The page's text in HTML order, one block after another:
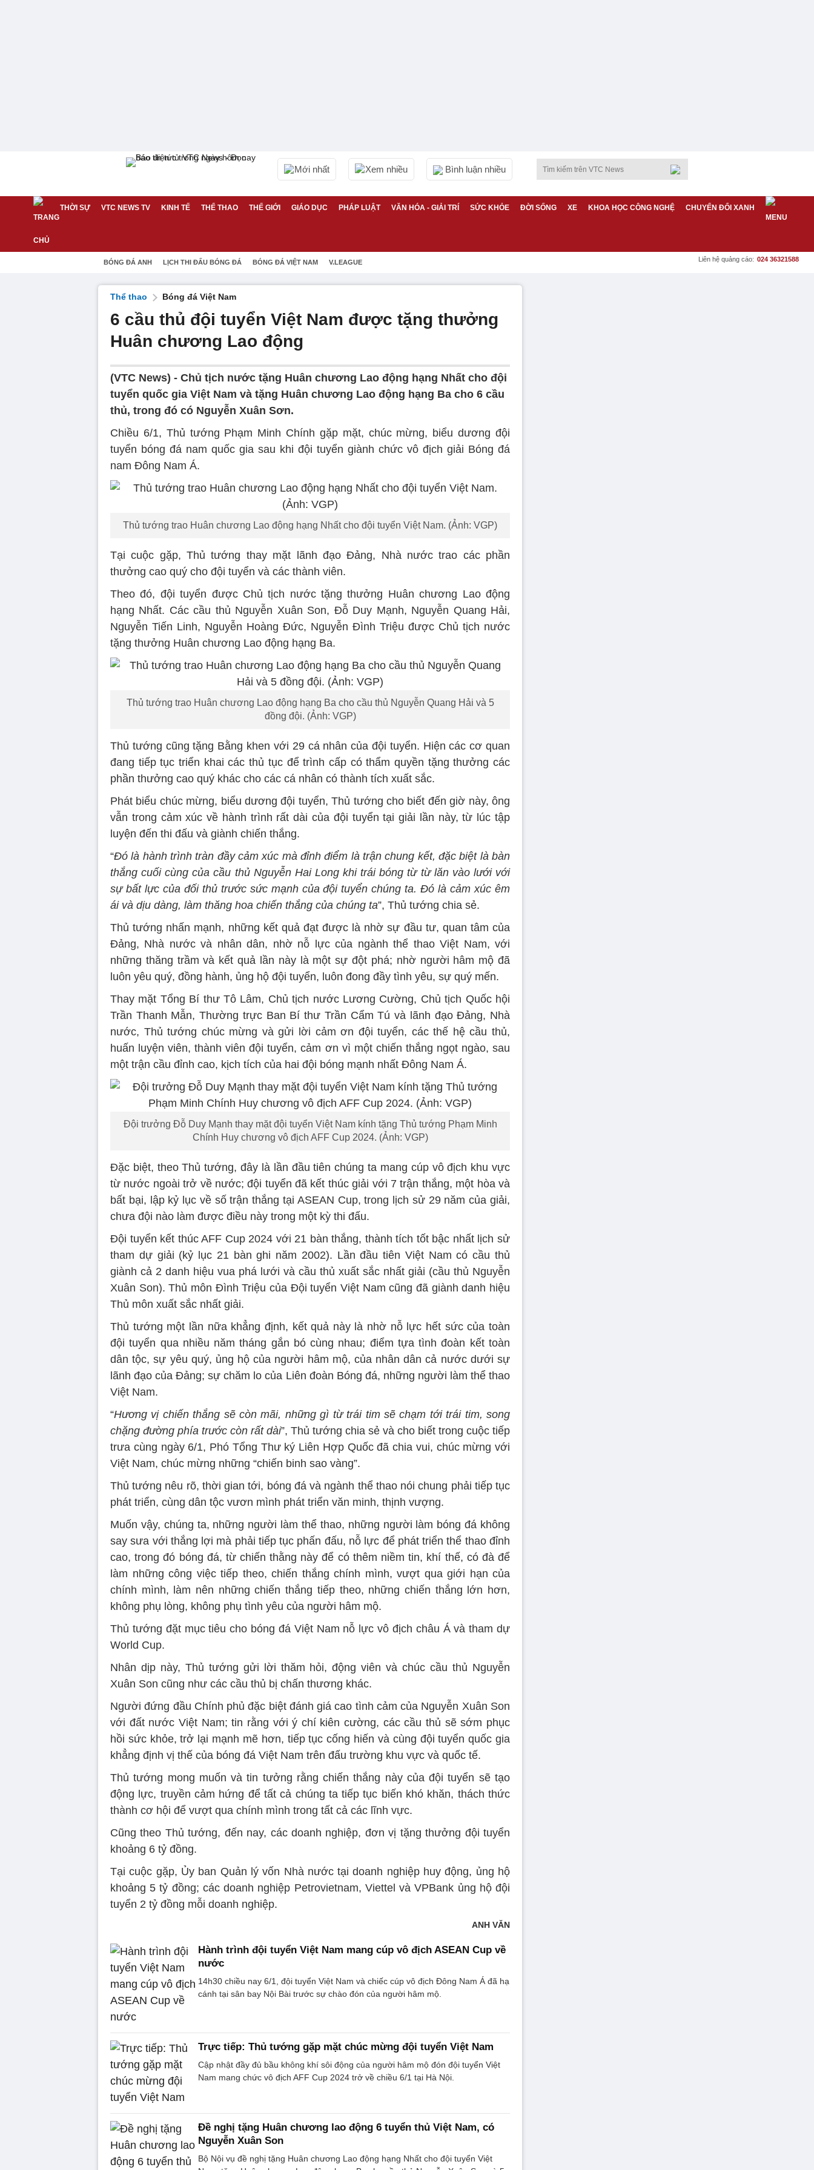
Mới nhất Xem nhiều Bình luận nhiều
THỜI SỰ VTC NEWS TV KINH TẾ THỂ THAO THẾ GIỚI GIÁO DỤC PHÁP LUẬT VĂN HÓA - GIẢI TRÍ SỨC KHỎE ĐỜI SỐNG XE KHOA HỌC CÔNG NGHỆ CHUYỂN ĐỔI XANH
BÓNG ĐÁ ANH LỊCH THI ĐẤU BÓNG ĐÁ BÓNG ĐÁ VIỆT NAM V.LEAGUE Liên hệ quảng cáo: 024 36321588
Thể thao Bóng đá Việt Nam
6 cầu thủ đội tuyển Việt Nam được tặng thưởng
Huân chương Lao động
(VTC News) - Chủ tịch nước tặng Huân chương Lao động hạng Nhất cho đội
tuyển quốc gia Việt Nam và tặng Huân chương Lao động hạng Ba cho 6 cầu
thủ, trong đó có Nguyễn Xuân Sơn.
Chiều 6/1, Thủ tướng Phạm Minh Chính gặp mặt, chúc mừng, biểu dương đội
tuyển bóng đá nam quốc gia sau khi đội tuyển giành chức vô địch giải Bóng đá
nam Đông Nam Á.
Thủ tướng trao Huân chương Lao động hạng Nhất cho đội tuyển Việt Nam. (Ảnh: VGP)
Tại cuộc gặp, Thủ tướng thay mặt lãnh đạo Đảng, Nhà nước trao các phần
thưởng cao quý cho đội tuyển và các thành viên.
Theo đó, đội tuyển được Chủ tịch nước tặng thưởng Huân chương Lao động
hạng Nhất. Các cầu thủ Nguyễn Xuân Son, Đỗ Duy Mạnh, Nguyễn Quang Hải,
Nguyễn Tiến Linh, Nguyễn Hoàng Đức, Nguyễn Đình Triệu được Chủ tịch nước
tặng thưởng Huân chương Lao động hạng Ba.
Thủ tướng trao Huân chương Lao động hạng Ba cho cầu thủ Nguyễn Quang Hải và 5
đồng đội. (Ảnh: VGP)
Thủ tướng cũng tặng Bằng khen với 29 cá nhân của đội tuyển. Hiện các cơ quan
đang tiếp tục triển khai các thủ tục để trình cấp có thẩm quyền tặng thưởng các
phần thưởng cao quý khác cho các cá nhân có thành tích xuất sắc.
Phát biểu chúc mừng, biểu dương đội tuyển, Thủ tướng cho biết đến giờ này, ông
vẫn trong cảm xúc về hành trình rất dài của đội tuyển tại giải lần này, từ lúc tập
luyện đến thi đấu và giành chiến thắng.
“Đó là hành trình tràn đầy cảm xúc mà đỉnh điểm là trận chung kết, đặc biệt là bàn
thắng cuối cùng của cầu thủ Nguyễn Hai Long khi trái bóng từ từ lăn vào lưới với
sự bất lực của đối thủ trước sức mạnh của đội tuyển chúng ta. Đó là cảm xúc êm
ái và dịu dàng, làm thăng hoa chiến thắng của chúng ta”, Thủ tướng chia sẻ.
Thủ tướng nhấn mạnh, những kết quả đạt được là nhờ sự đầu tư, quan tâm của
Đảng, Nhà nước và nhân dân, nhờ nỗ lực của ngành thể thao Việt Nam, với
những thăng trầm và kết quả lần này là một sự đột phá; nhờ người hâm mộ đã
luôn yêu quý, đồng hành, ủng hộ đội tuyển, luôn đong đầy tình yêu, sự quý mến.
Thay mặt Tổng Bí thư Tô Lâm, Chủ tịch nước Lương Cường, Chủ tịch Quốc hội
Trần Thanh Mẫn, Thường trực Ban Bí thư Trần Cẩm Tú và lãnh đạo Đảng, Nhà
nước, Thủ tướng chúc mừng và gửi lời cảm ơn đội tuyển, các thế hệ cầu thủ,
huấn luyện viên, thành viên đội tuyển, cảm ơn vì một chiến thắng ngọt ngào, sau
một trận cầu đỉnh cao, kịch tích của hai đội bóng mạnh nhất Đông Nam Á.
Đội trưởng Đỗ Duy Mạnh thay mặt đội tuyển Việt Nam kính tặng Thủ tướng Phạm Minh
Chính Huy chương vô địch AFF Cup 2024. (Ảnh: VGP)
Đặc biệt, theo Thủ tướng, đây là lần đầu tiên chúng ta mang cúp vô địch khu vực
từ nước ngoài trở về nước; đội tuyển đã kết thúc giải với 7 trận thắng, một hòa và
bất bại, lập kỷ lục về số trận thắng tại ASEAN Cup, trong lịch sử 29 năm của giải,
chưa đội nào làm được điều này trong một kỳ thi đấu.
Đội tuyển kết thúc AFF Cup 2024 với 21 bàn thắng, thành tích tốt bậc nhất lịch sử
tham dự giải (kỷ lục 21 bàn ghi năm 2002). Lần đầu tiên Việt Nam có cầu thủ
giành cả 2 danh hiệu vua phá lưới và cầu thủ xuất sắc nhất giải (cầu thủ Nguyễn
Xuân Son). Thủ môn Đình Triệu của Đội tuyển Việt Nam cũng đã giành danh hiệu
Thủ môn xuất sắc nhất giải.
Thủ tướng một lần nữa khẳng định, kết quả này là nhờ nỗ lực hết sức của toàn
đội tuyển qua nhiều năm tháng gắn bó cùng nhau; điểm tựa tình đoàn kết toàn
dân tộc, sự yêu quý, ủng hộ của người hâm mộ, của nhân dân cả nước dưới sự
lãnh đạo của Đảng; sự chăm lo của Liên đoàn Bóng đá, những người làm thể thao
Việt Nam.
“Hương vị chiến thắng sẽ còn mãi, những gì từ trái tim sẽ chạm tới trái tim, song
chặng đường phía trước còn rất dài”, Thủ tướng chia sẻ và cho biết trong cuộc tiếp
trưa cùng ngày 6/1, Phó Tổng Thư ký Liên Hợp Quốc đã chia vui, chúc mừng với
Việt Nam, chúc mừng những “chiến binh sao vàng”.
Thủ tướng nêu rõ, thời gian tới, bóng đá và ngành thể thao nói chung phải tiếp tục
phát triển, cùng dân tộc vươn mình phát triển văn minh, thịnh vượng.
Muốn vậy, chúng ta, những người làm thể thao, những người làm bóng đá không
say sưa với thắng lợi mà phải tiếp tục phấn đấu, nỗ lực để phát triển thể thao đỉnh
cao, trong đó bóng đá, từ chiến thằng này để có thêm niềm tin, khí thế, có đà để
làm những công việc tiếp theo, chiến thắng chính mình, vượt qua giới hạn của
chính mình, làm nên những chiến thắng tiếp theo, những chiến thắng lớn hơn,
không phụ lòng, không phụ tình yêu của người hâm mộ.
Thủ tướng đặt mục tiêu cho bóng đá Việt Nam nỗ lực vô địch châu Á và tham dự
World Cup.
Nhân dịp này, Thủ tướng gửi lời thăm hỏi, động viên và chúc cầu thủ Nguyễn
Xuân Son cũng như các cầu thủ bị chấn thương khác.
Người đứng đầu Chính phủ đặc biệt đánh giá cao tình cảm của Nguyễn Xuân Son
với đất nước Việt Nam; tin rằng với ý chí kiên cường, các cầu thủ sẽ sớm phục
hồi sức khỏe, trở lại mạnh mẽ hơn, tiếp tục cống hiến và cùng đội tuyển quốc gia
khẳng định vị thế của bóng đá Việt Nam trên đấu trường khu vực và quốc tế.
Thủ tướng mong muốn và tin tưởng rằng chiến thắng này của đội tuyển sẽ tạo
động lực, truyền cảm hứng để tất cả chúng ta tiếp tục biến khó khăn, thách thức
thành cơ hội để vượt qua chính mình trong tất cả các lĩnh vực.
Cũng theo Thủ tướng, đến nay, các doanh nghiệp, đơn vị tặng thưởng đội tuyển
khoảng 6 tỷ đồng.
Tại cuộc gặp, Ủy ban Quản lý vốn Nhà nước tại doanh nghiệp huy động, ủng hộ
khoảng 5 tỷ đồng; các doanh nghiệp Petrovietnam, Viettel và VPBank ủng hộ đội
tuyển 2 tỷ đồng mỗi doanh nghiệp.
ANH VĂN
Hành trình đội tuyển Việt Nam mang cúp vô địch ASEAN Cup về
nước
14h30 chiều nay 6/1, đội tuyển Việt Nam và chiếc cúp vô địch Đông Nam Á đã hạ
cánh tại sân bay Nội Bài trước sự chào đón của người hâm mộ.
Trực tiếp: Thủ tướng gặp mặt chúc mừng đội tuyển Việt Nam
Cập nhật đầy đủ bầu không khí sôi động của người hâm mộ đón đội tuyển Việt
Nam mang chức vô địch AFF Cup 2024 trở về chiều 6/1 tại Hà Nội.
Đề nghị tặng Huân chương lao động 6 tuyển thủ Việt Nam, có
Nguyễn Xuân Son
Bộ Nội vụ đề nghị tặng Huân chương Lao động hạng Nhất cho đội tuyển Việt